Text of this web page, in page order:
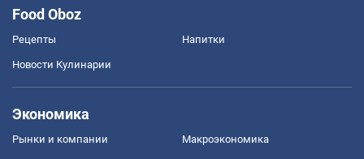
Food Oboz
Рецепты Напитки
Новости Кулинарии
Экономика
Рынки и компании Mакроэкономика